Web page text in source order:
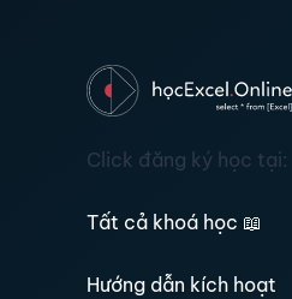
Click đăng ký học tại:
Tất cả khoá học 📖
Hướng dẫn kích hoạt